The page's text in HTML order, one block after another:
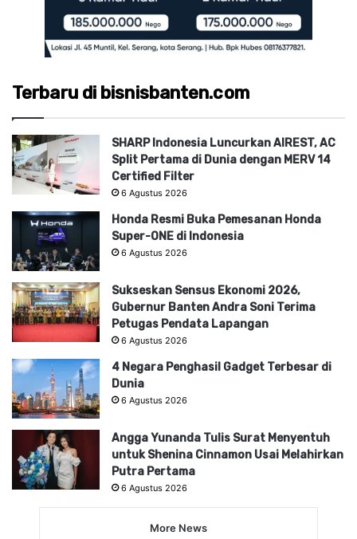
Terbaru di bisnisbanten.com
SHARP Indonesia Luncurkan AIREST, AC
Split Pertama di Dunia dengan MERV 14
Certified Filter
6 Agustus 2026
Honda Resmi Buka Pemesanan Honda
Super-ONE di Indonesia
6 Agustus 2026
Sukseskan Sensus Ekonomi 2026,
Gubernur Banten Andra Soni Terima
Petugas Pendata Lapangan
6 Agustus 2026
4 Negara Penghasil Gadget Terbesar di
Dunia
6 Agustus 2026
Angga Yunanda Tulis Surat Menyentuh
untuk Shenina Cinnamon Usai Melahirkan
Putra Pertama
6 Agustus 2026
More News